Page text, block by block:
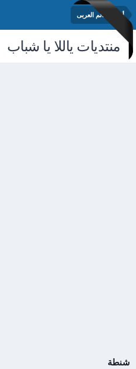
أخبار العالم العربى
منتديات ياللا يا شباب
شنطة